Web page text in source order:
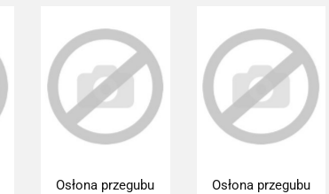
Osłona przegubu Osłona przegubu